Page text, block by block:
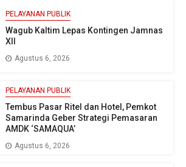
PELAYANAN PUBLIK
Wagub Kaltim Lepas Kontingen Jamnas
XII
Agustus 6, 2026
PELAYANAN PUBLIK
Tembus Pasar Ritel dan Hotel, Pemkot
Samarinda Geber Strategi Pemasaran
AMDK ‘SAMAQUA’
Agustus 6, 2026